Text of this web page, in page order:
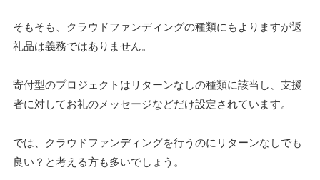
そもそも、クラウドファンディングの種類にもよりますが返
礼品は義務ではありません。
寄付型のプロジェクトはリターンなしの種類に該当し、支援
者に対してお礼のメッセージなどだけ設定されています。
では、クラウドファンディングを行うのにリターンなしでも
良い？と考える方も多いでしょう。